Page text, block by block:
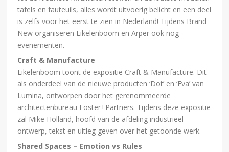
tafels en fauteuils, alles wordt uitvoerig belicht en een deel
is zelfs voor het eerst te zien in Nederland! Tijdens Brand
New organiseren Eikelenboom en Arper ook nog
evenementen.
Craft & Manufacture
Eikelenboom toont de expositie Craft & Manufacture. Dit
als onderdeel van de nieuwe producten ‘Dot’ en ‘Eva’ van
Lumina, ontworpen door het gerenommeerde
architectenbureau Foster+Partners. Tijdens deze expositie
zal Mike Holland, hoofd van de afdeling industrieel
ontwerp, tekst en uitleg geven over het getoonde werk.
Shared Spaces – Emotion vs Rules